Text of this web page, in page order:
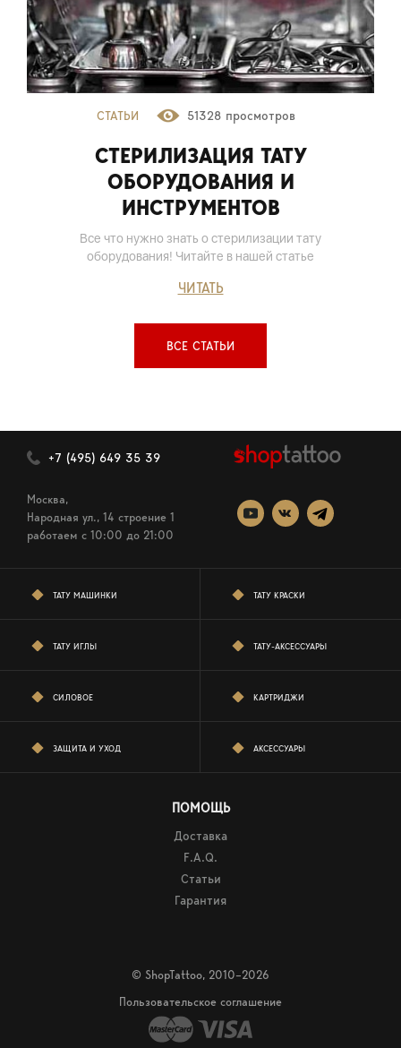
СТАТЬИ 51328 просмотров
СТЕРИЛИЗАЦИЯ ТАТУ
ОБОРУДОВАНИЯ И
ИНСТРУМЕНТОВ
Все что нужно знать о стерилизации тату
оборудования! Читайте в нашей статье
ЧИТАТЬ
ВСЕ СТАТЬИ
+7 (495) 649 35 39
Москва,
Народная ул., 14 строение 1
работаем c 10:00 до 21:00
ТАТУ МАШИНКИ ТАТУ КРАСКИ
ТАТУ ИГЛЫ ТАТУ-АКСЕССУАРЫ
СИЛОВОЕ КАРТРИДЖИ
ЗАЩИТА И УХОД АКСЕССУАРЫ
ПОМОЩЬ
Доставка
F.A.Q.
Статьи
Гарантия
© ShopTattoo, 2010–2026
Пользовательское соглашение